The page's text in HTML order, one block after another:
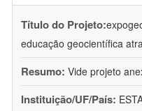
Título do Projeto:
educação geocientífica
Resumo: Vide projeto
Instituição/UF/País: